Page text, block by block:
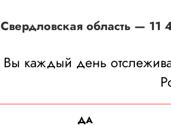
Свердловская область —
Вы каждый день
ДА